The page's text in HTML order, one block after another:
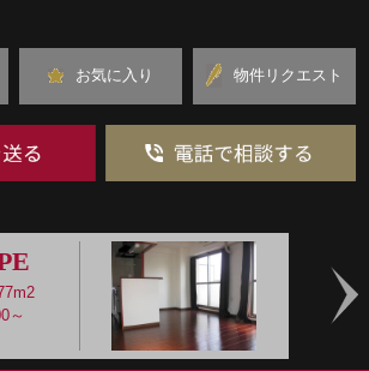
お気に入り 物件リクエスト
～